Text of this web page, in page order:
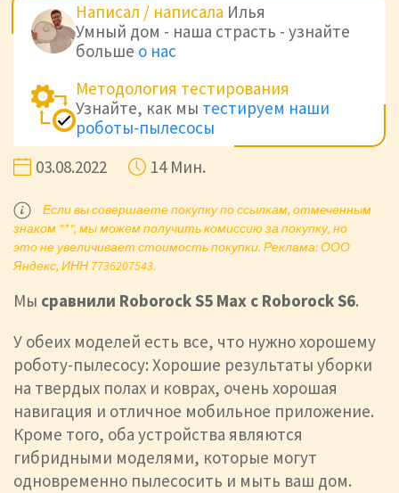
Написал / написала Илья
Умный дом - наша страсть - узнайте
больше о нас
Методология тестирования
Узнайте, как мы тестируем наши
роботы-пылесосы
03.08.2022
14 Мин.
Если вы совершаете покупку по ссылкам, отмеченным
знаком "*", мы можем получить комиссию за покупку, но
это не увеличивает стоимость покупки. Реклама: ООО
Яндекс, ИНН 7736207543.
Мы сравнили Roborock S5 Max с Roborock S6.
У обеих моделей есть все, что нужно хорошему
роботу-пылесосу: Хорошие результаты уборки
на твердых полах и коврах, очень хорошая
навигация и отличное мобильное приложение.
Кроме того, оба устройства являются
гибридными моделями, которые могут
одновременно пылесосить и мыть ваш дом.